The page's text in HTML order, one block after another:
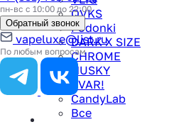
QVKS
Podonki
DARK X SIZE
CHROME
HUSKY
TVAR!
CandyLab
Все
пн-вс с 10:00 до 22:00
Обратный звонок
vapeluxe@list.ru
По любым вопросам